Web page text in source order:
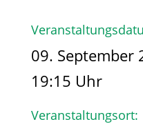
09. September
19:15 Uhr
Veranstaltungsort: